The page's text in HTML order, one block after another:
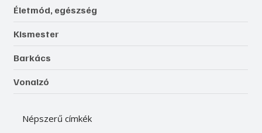
Életmód, egészség
Kismester
Barkács
Vonalzó
Népszerű címkék